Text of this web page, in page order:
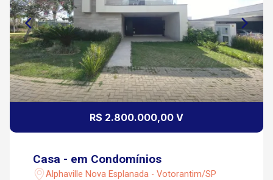
R$ 2.800.000,00 V
Casa - em Condomínios
Alphaville Nova Esplanada - Votorantim/SP